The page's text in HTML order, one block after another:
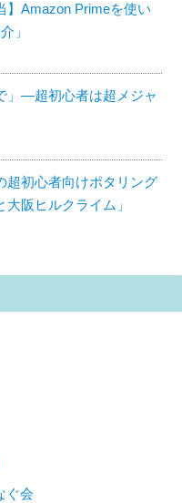
】Amazon Primeを使い
」
」—超初心者は超メジャ
超初心者向けポタリング
阪ヒルクライム」
ぐ会